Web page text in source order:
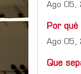
Ago 05,
Por
Ago 05,
Que